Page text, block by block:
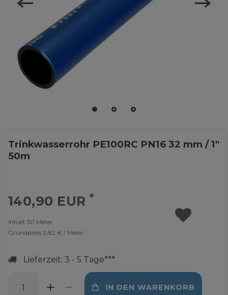
Trinkwasserrohr PE100RC PN16 32 mm / 1"
50m
140,90 EUR*
Inhalt 50 Meter
Grundpreis 2,82 € / Meter
Lieferzeit: 3 - 5 Tage***
IN DEN WARENKORB